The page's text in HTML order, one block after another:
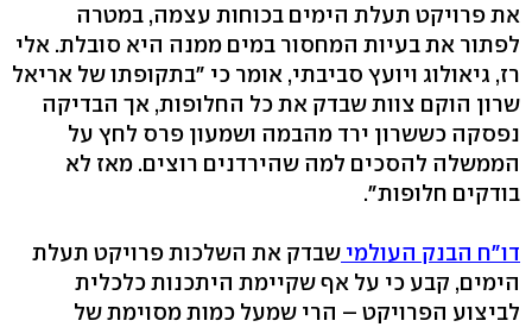
את פרויקט תעלת הימים בכוחות עצמה, במטרה
לפתור את בעיות המחסור במים ממנה היא סובלת. אלי
רז, גיאולוג ויועץ סביבתי, אומר כי "בתקופתו של אריאל
שרון הוקם צוות שבדק את כל החלופות, אך הבדיקה
נפסקה כששרון ירד מהבמה ושמעון פרס לחץ על
הממשלה להסכים למה שהירדנים רוצים. מאז לא
בודקים חלופות".
דו"ח הבנק העולמי שבדק את השלכות פרויקט תעלת
הימים, קבע כי על אף שקיימת היתכנות כלכלית
לביצוע הפרויקט – הרי שמעל כמות מסוימת של